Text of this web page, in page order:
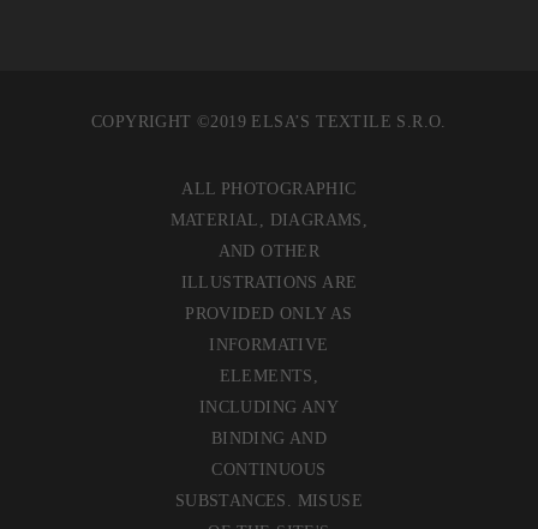
COPYRIGHT ©2019 ELSA’S TEXTILE S.R.O.
ALL PHOTOGRAPHIC
MATERIAL, DIAGRAMS,
AND OTHER
ILLUSTRATIONS ARE
PROVIDED ONLY AS
INFORMATIVE
ELEMENTS,
INCLUDING ANY
BINDING AND
CONTINUOUS
SUBSTANCES. MISUSE